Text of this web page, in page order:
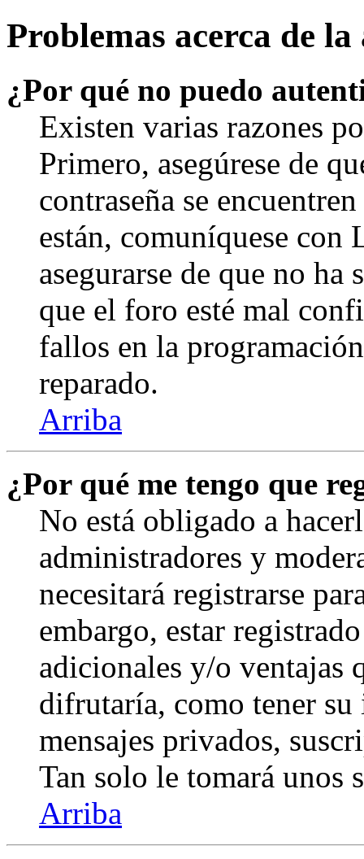
Problemas acerca de
¿Por qué no puedo
Existen varias razones
Primero, asegúrese de
contraseña se
están, comuníquese
asegurarse de que no
que el foro esté mal
fallos en la
reparado.
Arriba
¿Por qué me tengo que
No está obligado a
administradores y
necesitará registrarse
embargo, estar
adicionales y/o ventajas
difrutaría, como tener su
mensajes privados,
Tan solo le tomará unos
Arriba